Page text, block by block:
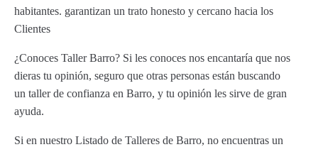
habitantes. garantizan un trato honesto y cercano hacia los
Clientes
¿Conoces Taller Barro? Si les conoces nos encantaría que nos
dieras tu opinión, seguro que otras personas están buscando
un taller de confianza en Barro, y tu opinión les sirve de gran
ayuda.
Si en nuestro Listado de Talleres de Barro, no encuentras un